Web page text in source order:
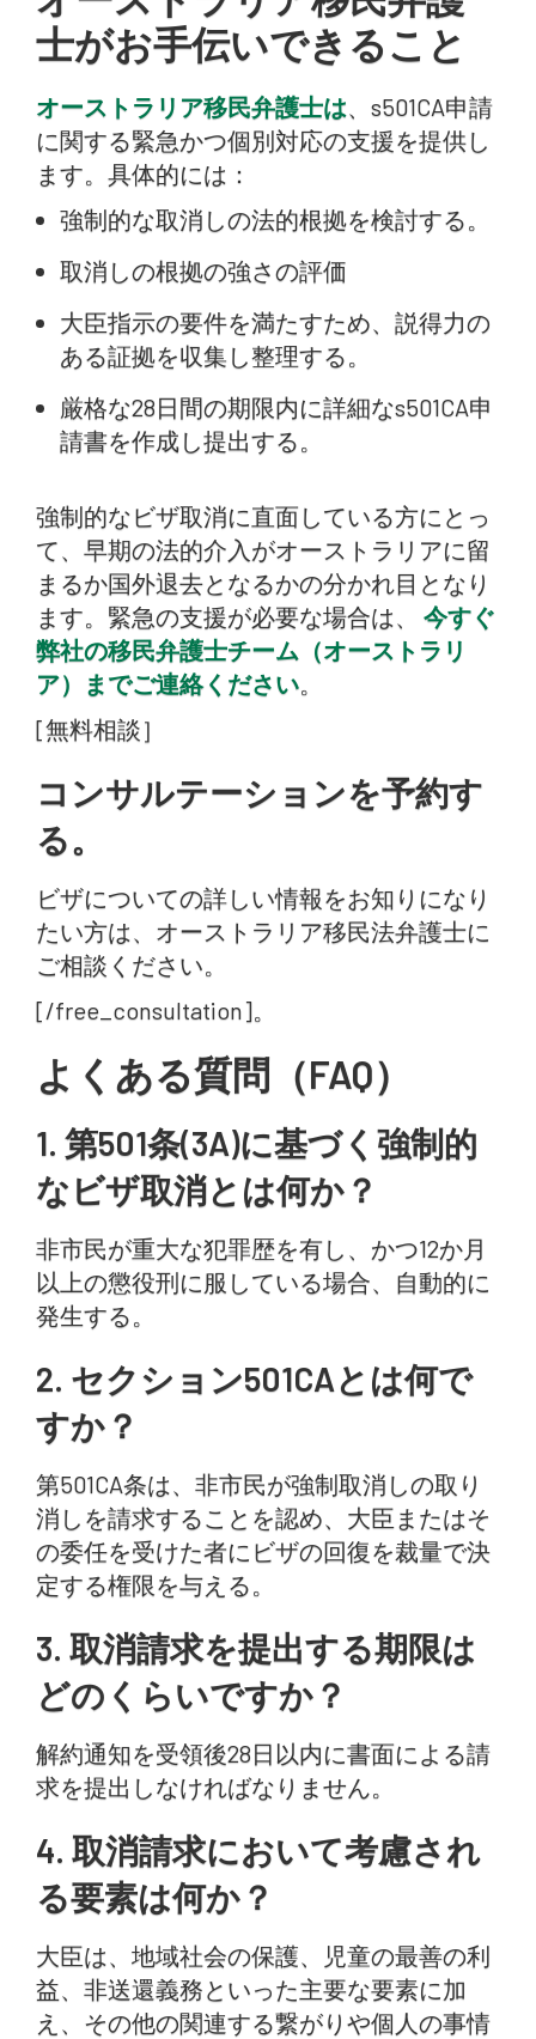
士がお手伝いできること
オーストラリア移民弁護士は 、s501CA申請
に関する緊急かつ個別対応の支援を提供し
ます。具体的には：
強制的な取消しの法的根拠を検討する。
取消しの根拠の強さの評価
大臣指示の要件を満たすため、説得力の
ある証拠を収集し整理する。
厳格な28日間の期限内に詳細なs501CA申
請書を作成し提出する。
強制的なビザ取消に直面している方にとっ
て、早期の法的介入がオーストラリアに留
まるか国外退去となるかの分かれ目となり
ます。緊急の支援が必要な場合は、
今すぐ
弊社の移民弁護士チーム（オーストラリ
ア）までご連絡ください
[無料相談］
コンサルテーションを予約す
る。
ビザについての詳しい情報をお知りになり
たい方は、オーストラリア移民法弁護士に
ご相談ください。
[/free_consultation]。
よくある質問（FAQ）
1. 第501条(3A)に基づく強制的
なビザ取消とは何か？
非市民が重大な犯罪歴を有し、かつ12か月
以上の懲役刑に服している場合、自動的に
発生する。
2. セクション501CAとは何で
すか？
第501CA条は、非市民が強制取消しの取り
消しを請求することを認め、大臣またはそ
の委任を受けた者にビザの回復を裁量で決
定する権限を与える。
3. 取消請求を提出する期限は
どのくらいですか？
解約通知を受領後28日以内に書面による請
求を提出しなければなりません。
4. 取消請求において考慮され
る要素は何か？
大臣は、地域社会の保護、児童の最善の利
益、非送還義務といった主要な要素に加
え、その他の関連する繋がりや個人の事情